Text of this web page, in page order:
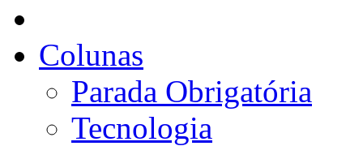
Colunas
Parada Obrigatória
Tecnologia